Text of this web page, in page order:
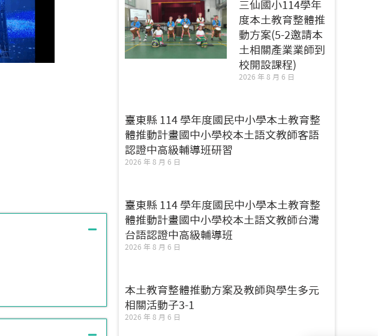
三仙國小114學年
度本土教育整體推
動方案(5-2邀請本
土相關產業業師到
校開設課程)
2026 年 8 月 6 日
臺東縣 114 學年度國民中小學本土教育整
體推動計畫國中小學校本土語文教師客語
認證中高級輔導班研習
2026 年 8 月 6 日
臺東縣 114 學年度國民中小學本土教育整
體推動計畫國中小學校本土語文教師台灣
台語認證中高級輔導班
2026 年 8 月 6 日
本土教育整體推動方案及教師與學生多元
相關活動子3-1
2026 年 8 月 6 日